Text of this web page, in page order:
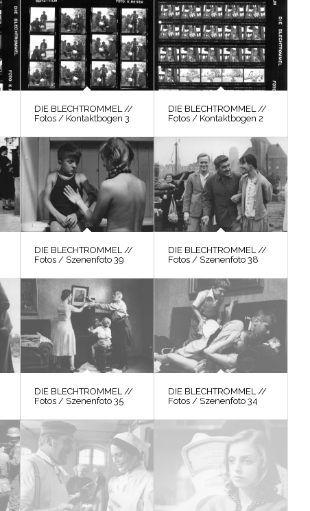
DIE BLECHTROMMEL //
Fotos / Kontaktbogen 3
DIE BLECHTROMMEL //
Fotos / Kontaktbogen 2
DIE BLECHTROMMEL //
Fotos / Szenenfoto 39
DIE BLECHTROMMEL //
Fotos / Szenenfoto 38
DIE BLECHTROMMEL //
Fotos / Szenenfoto 35
DIE BLECHTROMMEL //
Fotos / Szenenfoto 34